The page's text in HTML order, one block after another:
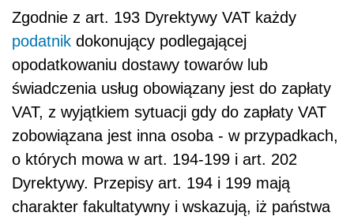
Zgodnie z art. 193 Dyrektywy VAT każdy
podatnik dokonujący podlegającej
opodatkowaniu dostawy towarów lub
świadczenia usług obowiązany jest do zapłaty
VAT, z wyjątkiem sytuacji gdy do zapłaty VAT
zobowiązana jest inna osoba - w przypadkach,
o których mowa w art. 194-199 i art. 202
Dyrektywy. Przepisy art. 194 i 199 mają
charakter fakultatywny i wskazują, iż państwa